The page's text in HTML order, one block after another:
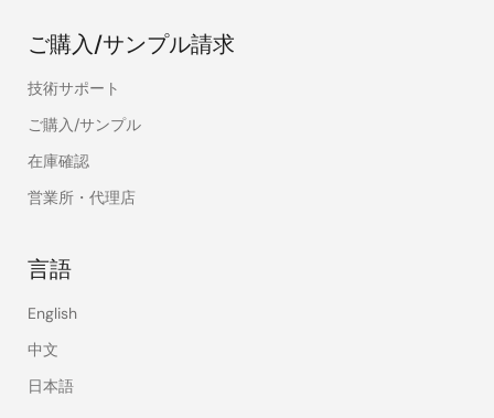
ご購入/サンプル請求
技術サポート
ご購入/サンプル
在庫確認
営業所・代理店
言語
English
中文
日本語